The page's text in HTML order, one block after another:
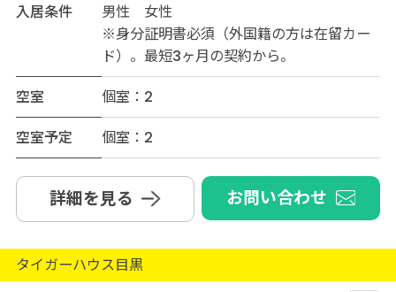
入居条件
男性 女性
※身分証明書必須（外国籍の方は在留カー
ド）。最短3ヶ月の契約から。
空室
個室：2
空室予定
個室：2
詳細を見る お問い合わせ
タイガーハウス目黒